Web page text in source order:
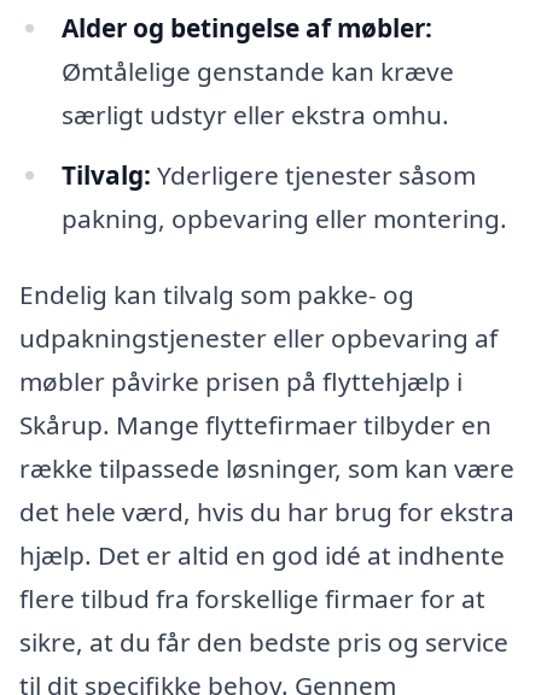
Alder og betingelse af møbler:
Ømtålelige genstande kan kræve
særligt udstyr eller ekstra omhu.
Tilvalg: Yderligere tjenester såsom
pakning, opbevaring eller montering.
Endelig kan tilvalg som pakke- og
udpakningstjenester eller opbevaring af
møbler påvirke prisen på flyttehjælp i
Skårup. Mange flyttefirmaer tilbyder en
række tilpassede løsninger, som kan være
det hele værd, hvis du har brug for ekstra
hjælp. Det er altid en god idé at indhente
flere tilbud fra forskellige firmaer for at
sikre, at du får den bedste pris og service
til dit specifikke behov. Gennem